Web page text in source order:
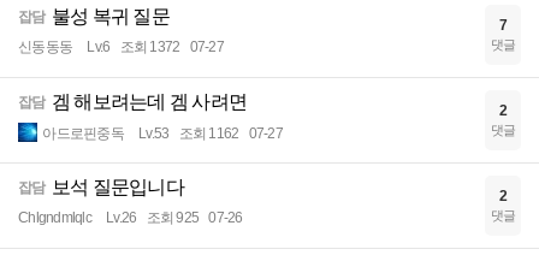
잡담 불성 복귀 질문
신동동동 Lv.6 조회 1372 07-27
7
댓글
잡담 겜 해보려는데 겜 사려면
아드로핀중독 Lv.53 조회 1162 07-27
2
댓글
잡담 보석 질문입니다
Chlgndmlqlc Lv.26 조회 925 07-26
2
댓글